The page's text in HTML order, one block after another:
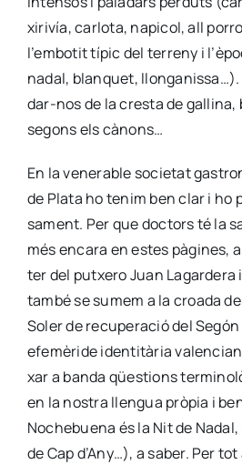
xiri­vía, car­lo­ta, napi­col, all
l’embotit típic del terreny i
nadal, blan­quet,
dar-nos de la cres­ta de galli­na,
segons els cànons…
En la vene­ra­ble socie­tat
de Pla­ta ho tenim ben clar i
sa­ment. Per que doc­tors té la
més enca­ra en estes pàgi­nes,
ter del putxe­ro Juan Lagar­de­ra
tam­bé se sumem a la croa­da
Soler de recu­pe­ra­ció del
efe­mè­ri­de iden­ti­tà­ria
xar a ban­da qües­tions
en la nos­tra llen­gua prò­pia i
Noche­bue­na és la Nit de
de Cap d’Any…), a saber. Per